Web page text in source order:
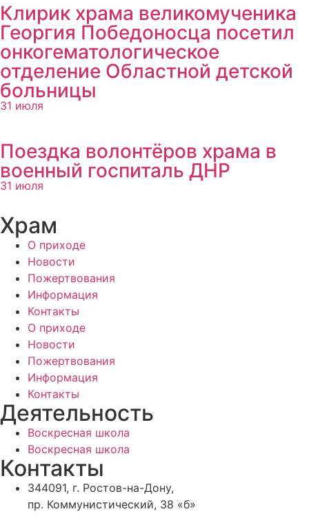
Клирик храма великомученика
Георгия Победоносца посетил
онкогематологическое
отделение Областной детской
больницы
31 июля
Поездка волонтёров храма в
военный госпиталь ДНР
31 июля
Храм
О приходе
Новости
Пожертвования
Информация
Контакты
О приходе
Новости
Пожертвования
Информация
Контакты
Деятельность
Воскресная школа
Воскресная школа
Контакты
344091, г. Ростов-на-Дону,
пр. Коммунистический, 38 «б»